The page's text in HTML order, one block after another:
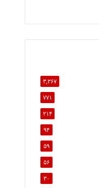
۳,۳۶۷
۷۷۱
۲۱۴
۹۴
۵۹
۵۶
۳۰